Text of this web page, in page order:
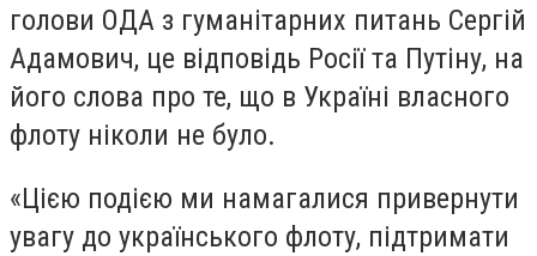
голови ОДА з гуманітарних питань Сергій
Адамович, це відповідь Росії та Путіну, на
його слова про те, що в Україні власного
флоту ніколи не було.
«Цією подією ми намагалися привернути
увагу до українського флоту, підтримати